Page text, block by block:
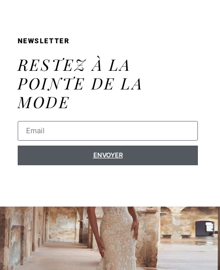
NEWSLETTER
RESTEZ À LA
POINTE DE LA
MODE
ENVOYER